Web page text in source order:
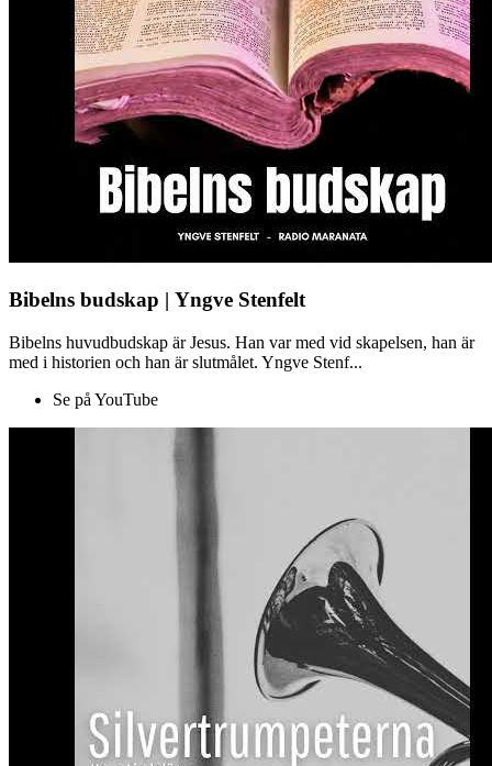
Bibelns budskap | Yngve Stenfelt
Bibelns huvudbudskap är Jesus. Han var med vid skapelsen, han är
med i historien och han är slutmålet. Yngve Stenf...
Se på YouTube